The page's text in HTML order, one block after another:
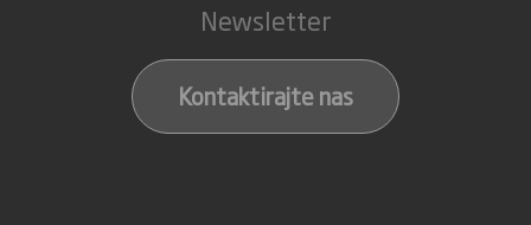
Newsletter
Kontaktirajte nas